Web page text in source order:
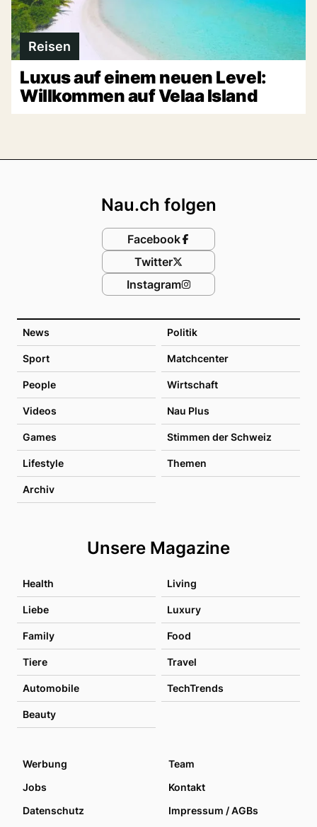
Reisen
Luxus auf einem neuen Level:
Willkommen auf Velaa Island
News Politik
Sport Matchcenter
People Wirtschaft
Videos Nau Plus
Games Stimmen der Schweiz
Lifestyle Themen
Archiv
Unsere Magazine
Health Living
Liebe Luxury
Family Food
Tiere Travel
Automobile TechTrends
Beauty
Nau.ch folgen
Facebook
Twitter
Instagram
Werbung
Team
Jobs
Kontakt
Datenschutz
Impressum / AGBs